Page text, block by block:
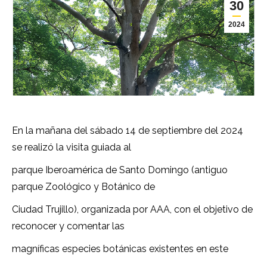
30
2024
En la mañana del sábado 14 de septiembre del 2024
se realizó la visita guiada al
parque Iberoamérica de Santo Domingo (antiguo
parque Zoológico y Botánico de
Ciudad Trujillo), organizada por AAA, con el objetivo de
reconocer y comentar las
magníficas especies botánicas existentes en este